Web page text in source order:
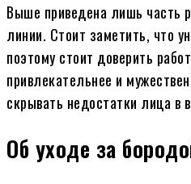
Выше приведена лишь часть
линии. Стоит заметить, что
поэтому стоит доверить
привлекательнее и
скрывать недостатки лица
Об уходе за